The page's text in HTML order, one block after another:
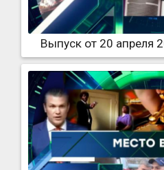
Выпуск от 20 апреля